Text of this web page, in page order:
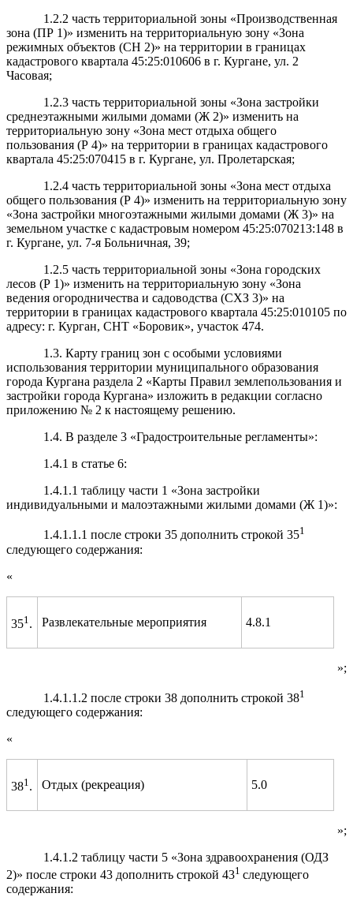
1.2.2 часть территориальной зоны «Производственная
зона (ПР 1)» изменить на территориальную зону «Зона
режимных объектов (СН 2)» на территории в границах
кадастрового квартала 45:25:010606 в г. Кургане, ул. 2
Часовая;
1.2.3 часть территориальной зоны «Зона застройки
среднеэтажными жилыми домами (Ж 2)» изменить на
территориальную зону «Зона мест отдыха общего
пользования (Р 4)» на территории в границах кадастрового
квартала 45:25:070415 в г. Кургане, ул. Пролетарская;
1.2.4 часть территориальной зоны «Зона мест отдыха
общего пользования (Р 4)» изменить на территориальную зону
«Зона застройки многоэтажными жилыми домами (Ж 3)» на
земельном участке с кадастровым номером 45:25:070213:148 в
г. Кургане, ул. 7-я Больничная, 39;
1.2.5 часть территориальной зоны «Зона городских
лесов (Р 1)» изменить на территориальную зону «Зона
ведения огородничества и садоводства (СХЗ 3)» на
территории в границах кадастрового квартала 45:25:010105 по
адресу: г. Курган, СНТ «Боровик», участок 474.
1.3. Карту границ зон с особыми условиями
использования территории муниципального образования
города Кургана раздела 2 «Карты Правил землепользования и
застройки города Кургана» изложить в редакции согласно
приложению № 2 к настоящему решению.
1.4. В разделе 3 «Градостроительные регламенты»:
1.4.1 в статье 6:
1.4.1.1 таблицу части 1 «Зона застройки
индивидуальными и малоэтажными жилыми домами (Ж 1)»:
1.4.1.1.1 после строки 35 дополнить строкой 351
следующего содержания:
«
351 . Развлекательные мероприятия 4.8.1
»;
1.4.1.1.2 после строки 38 дополнить строкой 381
следующего содержания:
«
381 . Отдых (рекреация) 5.0
»;
1.4.1.2 таблицу части 5 «Зона здравоохранения (ОДЗ
2)» после строки 43 дополнить строкой 431 следующего
содержания: